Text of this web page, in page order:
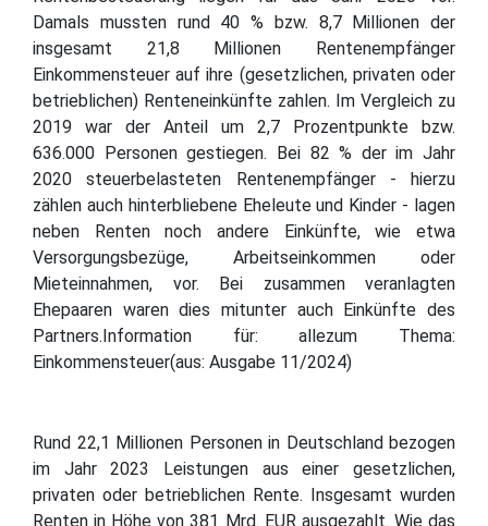
Damals mussten rund 40 % bzw. 8,7 Millionen der
insgesamt 21,8 Millionen Rentenempfänger
Einkommensteuer auf ihre (gesetzlichen, privaten oder
betrieblichen) Renteneinkünfte zahlen. Im Vergleich zu
2019 war der Anteil um 2,7 Prozentpunkte bzw.
636.000 Personen gestiegen. Bei 82 % der im Jahr
2020 steuerbelasteten Rentenempfänger - hierzu
zählen auch hinterbliebene Eheleute und Kinder - lagen
neben Renten noch andere Einkünfte, wie etwa
Versorgungsbezüge, Arbeitseinkommen oder
Mieteinnahmen, vor. Bei zusammen veranlagten
Ehepaaren waren dies mitunter auch Einkünfte des
Partners.Information für: allezum Thema:
Einkommensteuer(aus: Ausgabe 11/2024)
Rund 22,1 Millionen Personen in Deutschland bezogen
im Jahr 2023 Leistungen aus einer gesetzlichen,
privaten oder betrieblichen Rente. Insgesamt wurden
Renten in Höhe von 381 Mrd. EUR ausgezahlt. Wie das